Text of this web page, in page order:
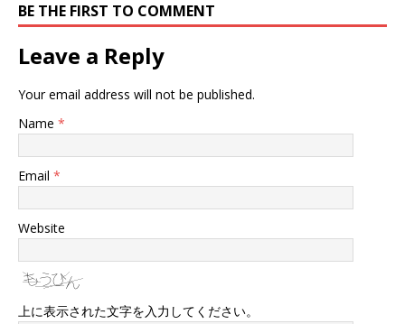
BE THE FIRST TO COMMENT
Leave a Reply
Your email address will not be published.
Name *
Email *
Website
上に表示された文字を入力してください。